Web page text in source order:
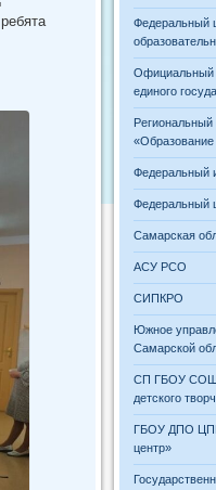
Федеральный
Официальный
единого
Федеральный
Федеральный
Самарская
АСУ РСО
СИПКРО
Южное
Самарской
СП ГБОУ СОШ
детского
ГБОУ ДПО
центр»